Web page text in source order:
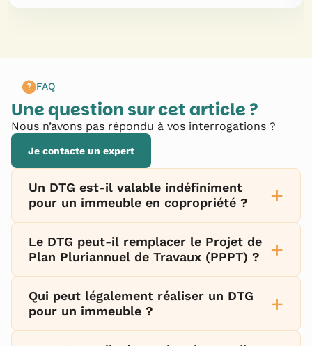
FAQ
Une question sur cet article ?
Nous n’avons pas répondu à vos interrogations ?
Je contacte un expert
Un DTG est-il valable indéfiniment
pour un immeuble en copropriété ?
+
Le DTG peut-il remplacer le Projet de
Plan Pluriannuel de Travaux (PPPT) ?
+
Qui peut légalement réaliser un DTG
pour un immeuble ?
+